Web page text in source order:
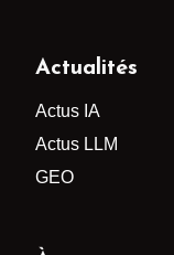
Actualités
Actus IA
Actus LLM
GEO